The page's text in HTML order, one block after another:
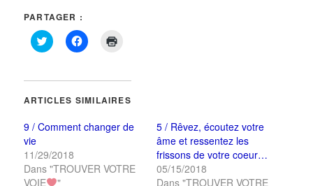
PARTAGER :
Cliquez
pour
dans
nouvelle
Cliquez
pour
dans
nouvelle
nouvelle
ARTICLES SIMILAIRES
9 / Comment changer de
vie
11/29/2018
Dans "TROUVER VOTRE
VOIE
"
5 / Rêvez, écoutez votre
âme et ressentez les
frissons de votre coeur…
05/15/2018
Dans "TROUVER VOTRE